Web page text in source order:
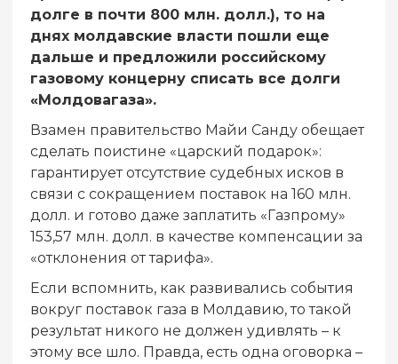
долге в почти 800 млн. долл.), то на
днях молдавские власти пошли еще
дальше и предложили российскому
газовому концерну списать все долги
«Молдовагаза».
Взамен правительство Майи Санду обещает
сделать поистине «царский подарок»:
гарантирует отсутствие судебных исков в
связи с сокращением поставок на 160 млн.
долл. и готово даже заплатить «Газпрому»
153,57 млн. долл. в качестве компенсации за
«отклонения от тарифа».
Если вспомнить, как развивались события
вокруг поставок газа в Молдавию, то такой
результат никого не должен удивлять – к
этому все шло. Правда, есть одна оговорка –